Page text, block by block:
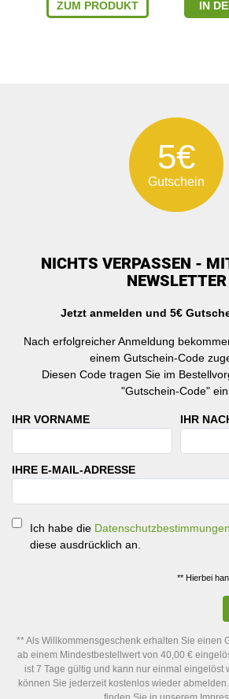
ZUM PRODUKT IN
5€
Gutschein
NICHTS VERPASSEN -
NEWSLETTER
Jetzt anmelden und 5€
Nach erfolgreicher Anmeldung
einem Gutschein-Code
Diesen Code tragen Sie im
"Gutschein-Code"
IHR VORNAME IHR
IHRE E-MAIL-ADRESSE
Ich habe die Datenschutzbestimmungen
diese ausdrücklich an.
** Hierbei
** Als Willkommensgeschenk erhalten Sie einen
ab einem Mindestbestellwert von 40,00 €
ist 7 Tage gültig und kann nur einmal eingelöst
können Sie jederzeit kostenlos wieder